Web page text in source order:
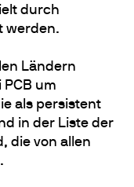
durch
werden.
Ländern
um
als persistent
in der Liste der
die von allen